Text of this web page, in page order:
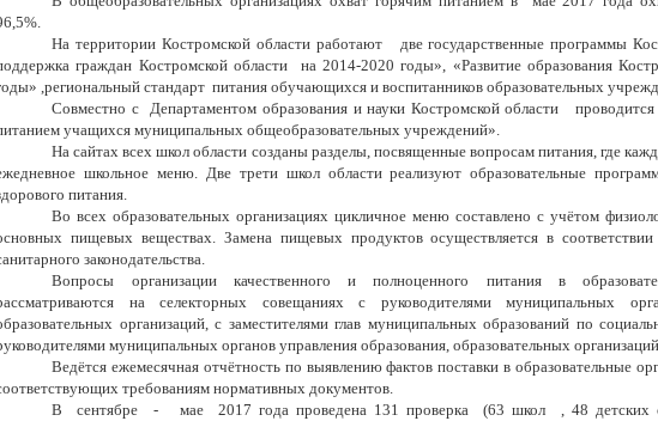
На территории Костромской области работают две государственные программы
граждан Костромской области на 2014-2020 годы», «Развитие образования
,региональный стандарт питания обучающихся и воспитанников образовательных
Совместно с Департаментом образования и науки Костромской области
учащихся муниципальных общеобразовательных учреждений».
На сайтах всех школ области созданы разделы, посвященные вопросам питания, где
школьное меню. Две трети школ области реализуют образовательные
питания.
Во всех образовательных организациях цикличное меню составлено с учётом
пищевых веществах. Замена пищевых продуктов осуществляется в
законодательства.
Вопросы организации качественного и полноценного питания в
на селекторных совещаниях с руководителями муниципальных
организаций, с заместителями глав муниципальных образований по
муниципальных органов управления образования, образовательных
Ведётся ежемесячная отчётность по выявлению фактов поставки в образовательные
требованиям нормативных документов.
В сентябре - мае 2017 года проведена 131 проверка (63 школ , 48 детских